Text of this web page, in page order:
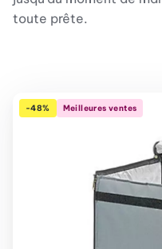
toute prête.
-48% Meilleures ventes